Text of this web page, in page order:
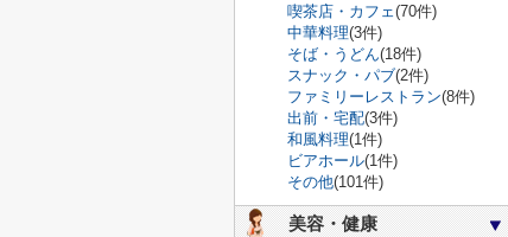
喫茶店・カフェ(70件)
中華料理(3件)
そば・うどん(18件)
スナック・パブ(2件)
ファミリーレストラン(8件)
出前・宅配(3件)
和風料理(1件)
ビアホール(1件)
その他(101件)
美容・健康